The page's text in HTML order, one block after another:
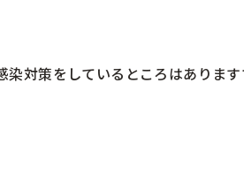
対策をしているところはあります